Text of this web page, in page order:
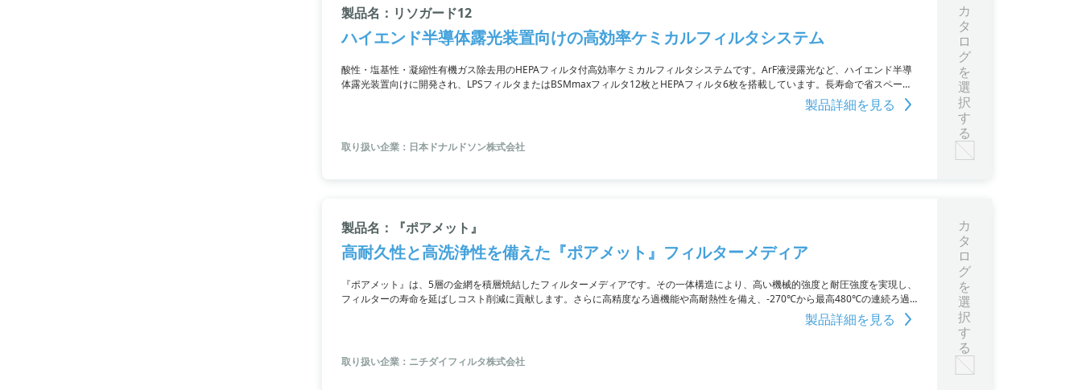
製品名：リソガード12
ハイエンド半導体露光装置向けの高効率ケミカルフィルタシステム
酸性・塩基性・凝縮性有機ガス除去用のHEPAフィルタ付高効率ケミカルフィルタシステムです。ArF液浸露光など、ハイエンド半導
体露光装置向けに開発され、LPSフィルタまたはBSMmaxフィルタ12枚とHEPAフィルタ6枚を搭載しています。長寿命で省スペース
製品詳細を見る
取り扱い企業：日本ドナルドソン株式会社
カ
タ
ロ
グ
を
選
択
す
る
製品名：『ポアメット』
高耐久性と高洗浄性を備えた『ポアメット』フィルターメディア
『ポアメット』は、5層の金網を積層焼結したフィルターメディアです。その一体構造により、高い機械的強度と耐圧強度を実現し、
フィルターの寿命を延ばしコスト削減に貢献します。さらに高精度なろ過機能や高耐熱性を備え、-270℃から最高480℃の連続ろ過
製品詳細を見る
取り扱い企業：ニチダイフィルタ株式会社
カ
タ
ロ
グ
を
選
択
す
る